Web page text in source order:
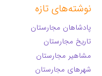
نوشته‌های تازه
پادشاهان مجارستان
تاریخ مجارستان
مشاهیر مجارستان
شهرهای مجارستان